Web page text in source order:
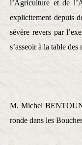
l’Agriculture et de
explicitement depuis
sévère revers par
s’asseoir à la table des
M. Michel
ronde dans les